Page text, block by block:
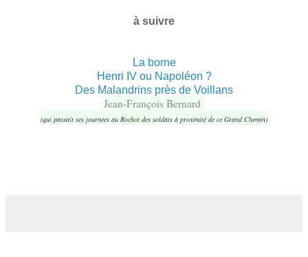
à suivre
La borne
Henri IV ou Napoléon ?
Des Malandrins près de Voillans
Jean-François Bernard
(qui passait ses journées au Rochot des soldats à proximité de ce Grand Chemin)